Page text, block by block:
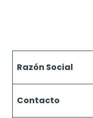
Razón Social
Contacto